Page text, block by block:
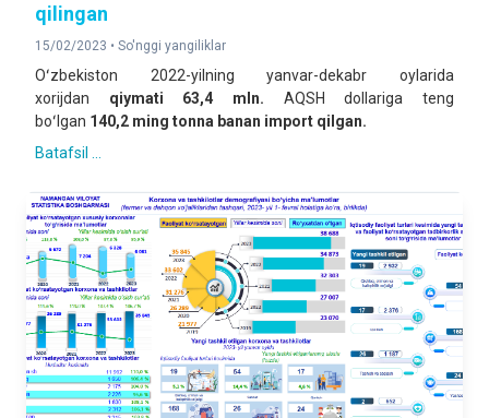
qilingan
15/02/2023 • So'nggi yangiliklar
Oʻzbekiston 2022-yilning yanvar-dekabr oylarida
xorijdan qiymati 63,4 mln. AQSH dollariga teng
boʻlgan 140,2 ming tonna banan import qilgan.
Batafsil ...